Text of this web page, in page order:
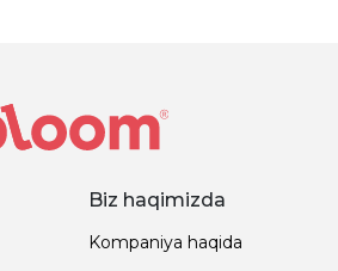
Biz haqimizda
Kompaniya haqida